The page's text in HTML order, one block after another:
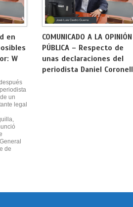
en
W
un
legal
de
COMUNICADO A LA OPINIÓN
PÚBLICA – Respecto de
unas declaraciones del
periodista Daniel Coronell